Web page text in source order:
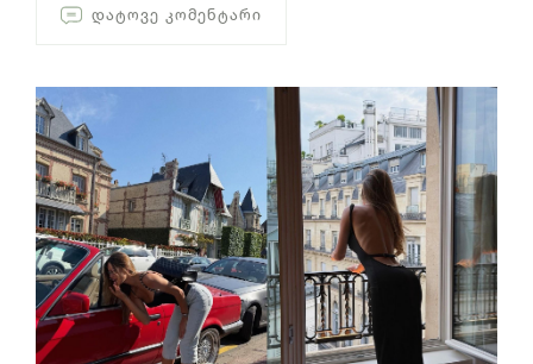
ᲓᲐᲢᲝᲕᲔ ᲙᲝᲛᲔᲜᲢᲐᲠᲘ